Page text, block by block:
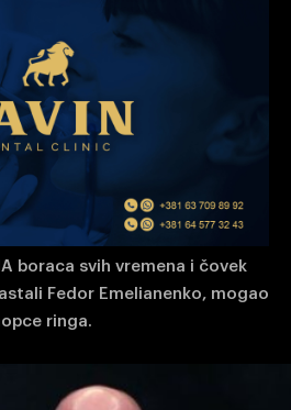
boraca svih vremena i čovek
Fedor Emelianenko, mogao
ringa.